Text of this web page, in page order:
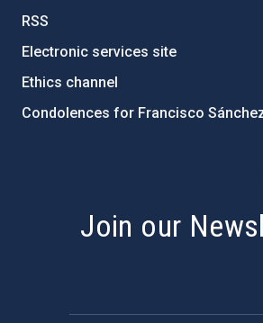
RSS
Electronic services site
Ethics channel
Condolences for Francisco
Join our